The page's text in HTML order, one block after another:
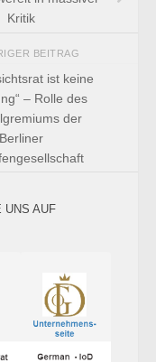
Kritik
BEITRAG
ist keine
– Rolle des
der
Berliner
UNS AUF